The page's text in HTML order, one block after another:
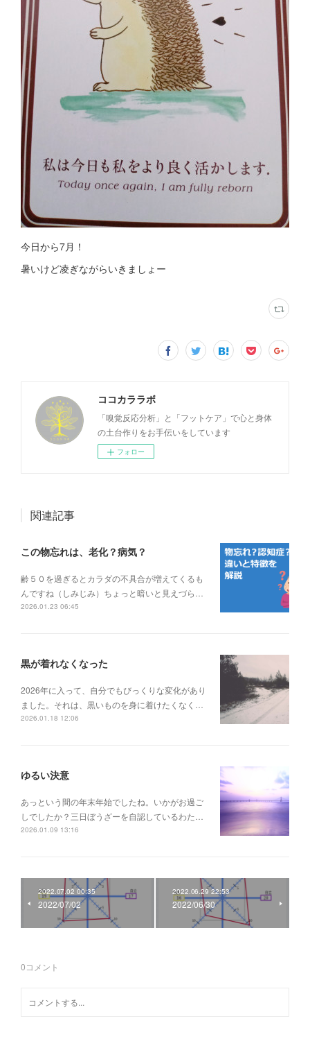
今日から7月！
暑いけど凌ぎながらいきましょー
ココカララボ
「嗅覚反応分析」と「フットケア」で心と身体
の土台作りをお手伝いをしています
フォロー
関連記事
この物忘れは、老化？病気？
齢５０を過ぎるとカラダの不具合が増えてくるも
んですね（しみじみ）ちょっと暗いと見えづら…
2026.01.23 06:45
黒が着れなくなった
2026年に入って、自分でもびっくりな変化があり
ました。それは、黒いものを身に着けたくなく…
2026.01.18 12:06
ゆるい決意
あっという間の年末年始でしたね。いかがお過ご
しでしたか？三日ぼうざーを自認しているわた…
2026.01.09 13:16
2022.07.02 00:35
2022/07/02
2022.06.29 22:53
2022/06/30
0コメント